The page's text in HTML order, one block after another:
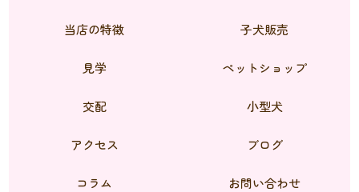
当店の特徴 子犬販売
見学 ペットショップ
交配 小型犬
アクセス ブログ
コラム お問い合わせ